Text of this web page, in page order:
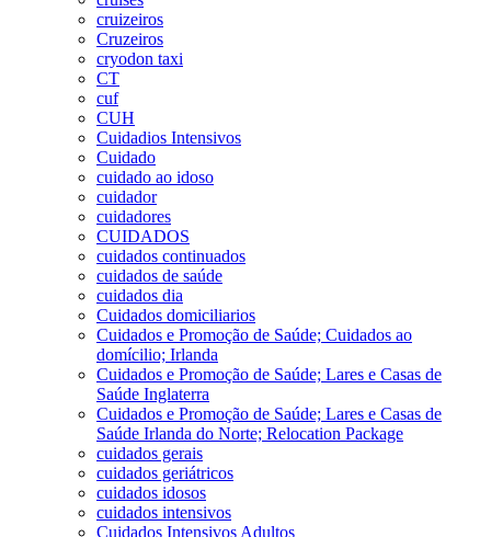
cruizeiros
Cruzeiros
cryodon taxi
CT
cuf
CUH
Cuidadios Intensivos
Cuidado
cuidado ao idoso
cuidador
cuidadores
CUIDADOS
cuidados continuados
cuidados de saúde
cuidados dia
Cuidados domiciliarios
Cuidados e Promoção de Saúde; Cuidados ao
domícilio; Irlanda
Cuidados e Promoção de Saúde; Lares e Casas de
Saúde Inglaterra
Cuidados e Promoção de Saúde; Lares e Casas de
Saúde Irlanda do Norte; Relocation Package
cuidados gerais
cuidados geriátricos
cuidados idosos
cuidados intensivos
Cuidados Intensivos Adultos